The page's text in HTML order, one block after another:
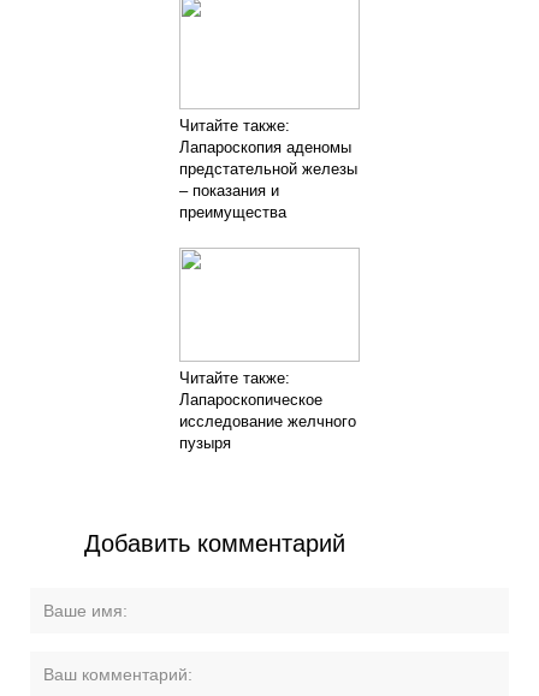
Читайте также:
Лапароскопия аденомы
предстательной железы
– показания и
преимущества
Читайте также:
Лапароскопическое
исследование желчного
пузыря
Добавить комментарий